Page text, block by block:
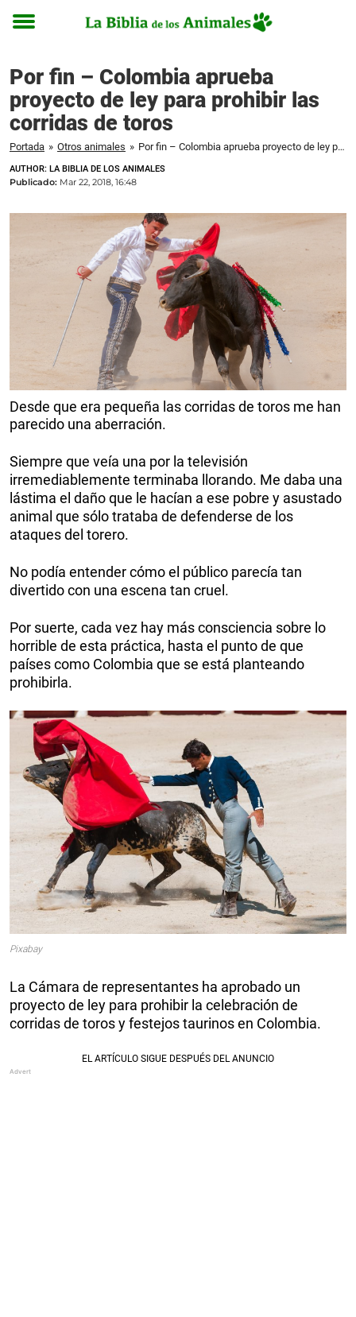
Toggle
Por fin – Colombia aprueba
proyecto de ley para prohibir las
corridas de toros
Portada » Otros animales » Por fin – Colombia aprueba proyecto de ley para prohibir las corridas de toros
AUTHOR: LA BIBLIA DE LOS ANIMALES
Publicado: Mar 22, 2018, 16:48
Desde que era pequeña las corridas de toros me han
parecido una aberración.
Siempre que veía una por la televisión
irremediablemente terminaba llorando. Me daba una
lástima el daño que le hacían a ese pobre y asustado
animal que sólo trataba de defenderse de los
ataques del torero.
No podía entender cómo el público parecía tan
divertido con una escena tan cruel.
Por suerte, cada vez hay más consciencia sobre lo
horrible de esta práctica, hasta el punto de que
países como Colombia que se está planteando
prohibirla.
Pixabay
La Cámara de representantes ha aprobado un
proyecto de ley para prohibir la celebración de
corridas de toros y festejos taurinos en Colombia.